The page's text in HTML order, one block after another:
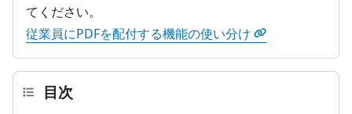
従業員にPDFを配付する機能の使い分け
目次